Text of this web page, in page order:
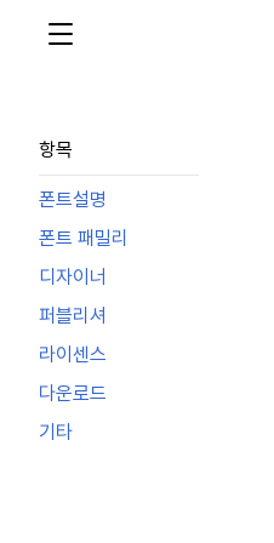
항목
폰트설명
폰트 패밀리
디자이너
퍼블리셔
라이센스
다운로드
기타